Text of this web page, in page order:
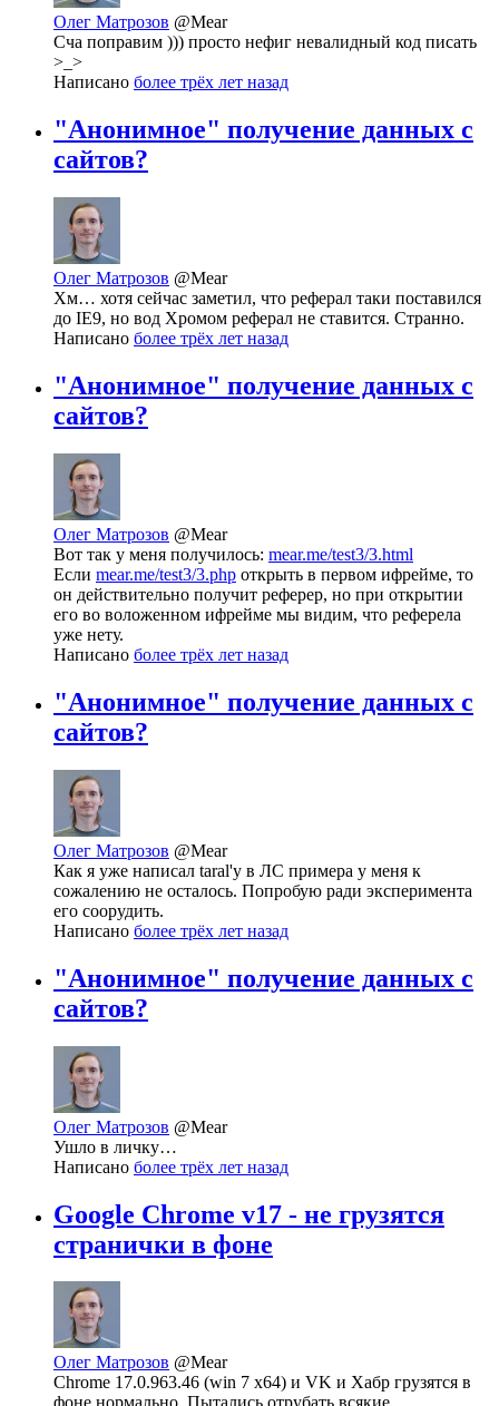
Олег Матрозов @Mear
Сча поправим ))) просто нефиг невалидный код писать
>_>
Написано более трёх лет назад
"Анонимное" получение данных с
сайтов?
Олег Матрозов @Mear
Хм… хотя сейчас заметил, что реферал таки поставился
до IE9, но вод Хромом реферал не ставится. Странно.
Написано более трёх лет назад
"Анонимное" получение данных с
сайтов?
Олег Матрозов @Mear
Вот так у меня получилось: mear.me/test3/3.html
Если mear.me/test3/3.php открыть в первом ифрейме, то
он действительно получит реферер, но при открытии
его во воложенном ифрейме мы видим, что реферела
уже нету.
Написано более трёх лет назад
"Анонимное" получение данных с
сайтов?
Олег Матрозов @Mear
Как я уже написал taral'у в ЛС примера у меня к
сожалению не осталось. Попробую ради эксперимента
его соорудить.
Написано более трёх лет назад
"Анонимное" получение данных с
сайтов?
Олег Матрозов @Mear
Ушло в личку…
Написано более трёх лет назад
Google Chrome v17 - не грузятся
странички в фоне
Олег Матрозов @Mear
Chrome 17.0.963.46 (win 7 x64) и VK и Хабр грузятся в